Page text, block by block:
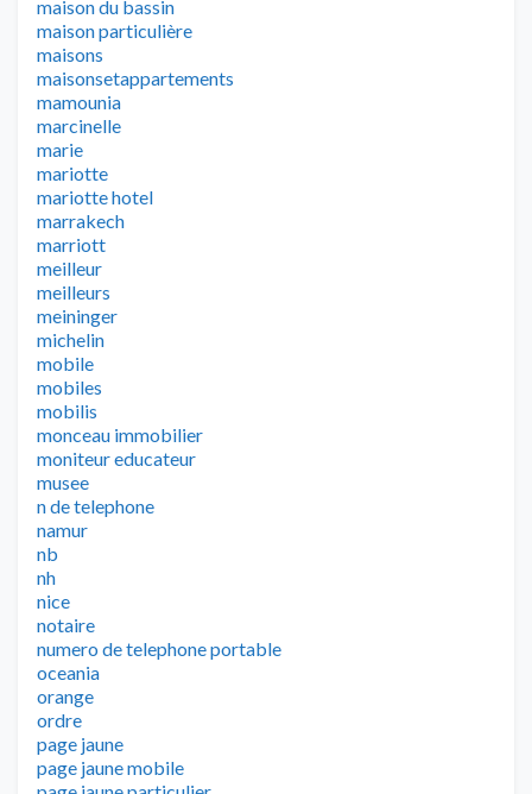
maison du bassin
maison particulière
maisons
maisonsetappartements
mamounia
marcinelle
marie
mariotte
mariotte hotel
marrakech
marriott
meilleur
meilleurs
meininger
michelin
mobile
mobiles
mobilis
monceau immobilier
moniteur educateur
musee
n de telephone
namur
nb
nh
nice
notaire
numero de telephone portable
oceania
orange
ordre
page jaune
page jaune mobile